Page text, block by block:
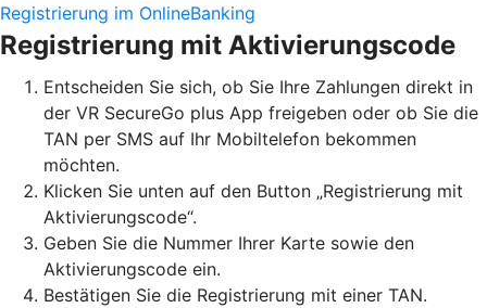
Registrierung im OnlineBanking
Registrierung mit Aktivierungscode
Entscheiden Sie sich, ob Sie Ihre Zahlungen direkt in
der VR SecureGo plus App freigeben oder ob Sie die
TAN per SMS auf Ihr Mobiltelefon bekommen
möchten.
Klicken Sie unten auf den Button „Registrierung mit
Aktivierungscode“.
Geben Sie die Nummer Ihrer Karte sowie den
Aktivierungscode ein.
Bestätigen Sie die Registrierung mit einer TAN.